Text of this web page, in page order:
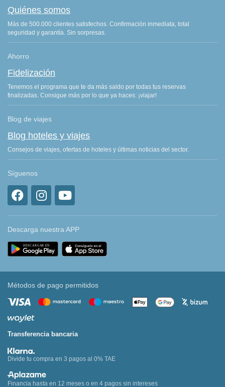
Quiénes somos
Más de 500.000 clientes satisfechos. Confirmación inmediata, total
seguridad y garantía. Sin sorpresas.
Ahorro
Fidelización
Tenemos el programa que te da más saldo por todas tus reservas
finalizadas. Consigue más por lo que ya haces: ¡viajar!
Blog de viajes
Blog hoteles y viajes
Consejos de viajes, ofertas de hoteles y últimas noticias del sector.
Síguenos
Descarga nuestra APP
Métodos de pago permitidos
Transferencia bancaria
Divide tu compra en 3 pagos al 0% TAE
Financia hasta en 12 meses o en 4 pagos sin intereses